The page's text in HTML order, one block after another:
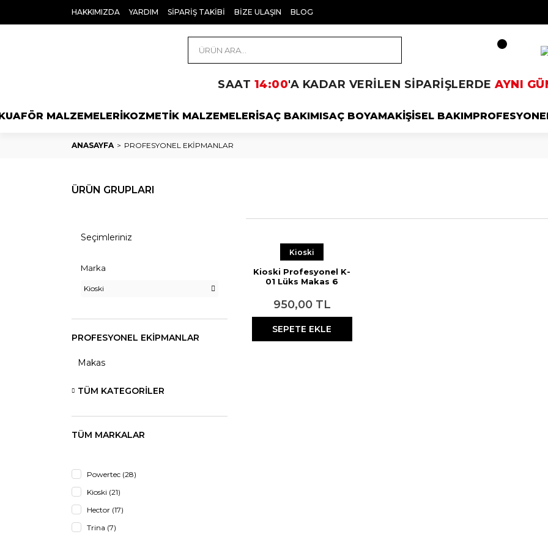
HAKKIMIZDA YARDIM SİPARİŞ TAKİBİ BİZE ULAŞIN BLOG
SAAT 14:00'A KADAR VERİLEN SİPARİŞLERDEAYNI
MALZEMELERİKOZMETİK MALZEMELERİSAÇ BAKIMISAÇ BOYAMAKİŞİSEL BAKIM
ANASAYFA PROFESYONEL EKİPMANLAR
ÜRÜN GRUPLARI
Seçimleriniz
Marka
Kioski
PROFESYONEL EKİPMANLAR
Makas
TÜM KATEGORILER
TÜM MARKALAR
Powertec (28)
Kioski (21)
Hector (17)
Trina (7)
Kioski
Kioski Profesyonel K-
01 Lüks Makas 6
950,00 TL
SEPETE EKLE